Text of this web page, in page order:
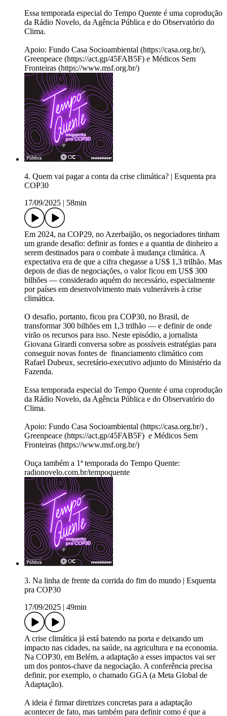
Essa temporada especial do Tempo Quente é uma coprodução
da Rádio Novelo, da Agência Pública e do Observatório do
Clima.
Apoio: Fundo Casa Socioambiental (https://casa.org.br/),
Greenpeace (https://act.gp/45FAB5F) e Médicos Sem
Fronteiras (https://www.msf.org.br/)
4. Quem vai pagar a conta da crise climática? | Esquenta pra
COP30
17/09/2025
58min
Em 2024, na COP29, no Azerbaijão, os negociadores tinham
um grande desafio: definir as fontes e a quantia de dinheiro a
serem destinados para o combate à mudança climática. A
expectativa era de que a cifra chegasse a US$ 1,3 trilhão. Mas
depois de dias de negociações, o valor ficou em US$ 300
bilhões — considerado aquém do necessário, especialmente
por países em desenvolvimento mais vulneráveis à crise
climática.
O desafio, portanto, ficou pra COP30, no Brasil, de
transformar 300 bilhões em 1,3 trilhão — e definir de onde
virão os recursos para isso. Neste episódio, a jornalista
Giovana Girardi conversa sobre as possíveis estratégias para
conseguir novas fontes de financiamento climático com
Rafael Dubeux, secretário-executivo adjunto do Ministério da
Fazenda.
Essa temporada especial do Tempo Quente é uma coprodução
da Rádio Novelo, da Agência Pública e do Observatório do
Clima.
Apoio: Fundo Casa Socioambiental (https://casa.org.br/) ,
Greenpeace (https://act.gp/45FAB5F) e Médicos Sem
Fronteiras (https://www.msf.org.br/)
Ouça também a 1ª temporada do Tempo Quente:
radionovelo.com.br/tempoquente
3. Na linha de frente da corrida do fim do mundo | Esquenta
pra COP30
17/09/2025
49min
A crise climática já está batendo na porta e deixando um
impacto nas cidades, na saúde, na agricultura e na economia.
Na COP30, em Belém, a adaptação a esses impactos vai ser
um dos pontos-chave da negociação. A conferência precisa
definir, por exemplo, o chamado GGA (a Meta Global de
Adaptação).
A ideia é firmar diretrizes concretas para a adaptação
acontecer de fato, mas também para definir como é que a